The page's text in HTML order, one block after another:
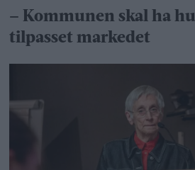
– Kommunen skal ha
tilpasset markedet